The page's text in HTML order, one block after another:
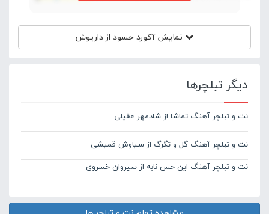
حسود از داریوش
دیگر تبلچرها
نت و تبلچر آهنگ تماشا از شادمهر عقیلی
نت و تبلچر آهنگ گل و تگرگ از سیاوش قمیشی
نت و تبلچر آهنگ این حس نابه از سیروان خسروی